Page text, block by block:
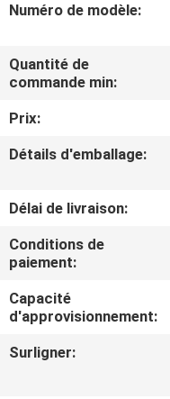
NOUS
VISITE
DE
L'USINE
CONTRÔLE
DE
LA
QUALITÉ
NOUS
Numéro de modèle:
Quantité de
commande min:
Prix:
Détails d'emballage:
Délai de livraison:
Conditions de
paiement:
Capacité
d'approvisionnement:
Surligner: